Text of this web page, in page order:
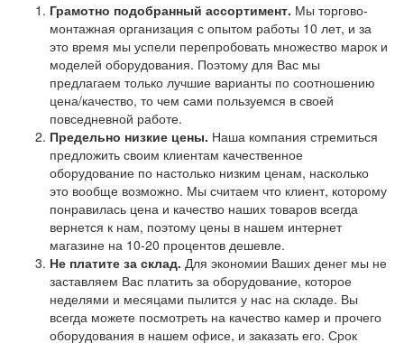
Грамотно подобранный ассортимент. Мы торгово-
монтажная организация с опытом работы 10 лет, и за
это время мы успели перепробовать множество марок и
моделей оборудования. Поэтому для Вас мы
предлагаем только лучшие варианты по соотношению
цена/качество, то чем сами пользуемся в своей
повседневной работе.
Предельно низкие цены. Наша компания стремиться
предложить своим клиентам качественное
оборудование по настолько низким ценам, насколько
это вообще возможно. Мы считаем что клиент, которому
понравилась цена и качество наших товаров всегда
вернется к нам, поэтому цены в нашем интернет
магазине на 10-20 процентов дешевле.
Не платите за склад. Для экономии Ваших денег мы не
заставляем Вас платить за оборудование, которое
неделями и месяцами пылится у нас на складе. Вы
всегда можете посмотреть на качество камер и прочего
оборудования в нашем офисе, и заказать его. Срок